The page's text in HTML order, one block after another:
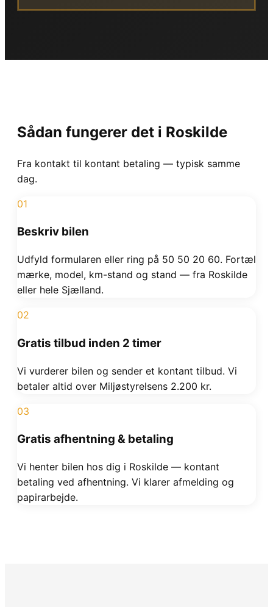
Sådan fungerer det i Roskilde
Fra kontakt til kontant betaling — typisk samme
dag.
01
Beskriv bilen
Udfyld formularen eller ring på 50 50 20 60. Fortæl
mærke, model, km-stand og stand — fra Roskilde
eller hele Sjælland.
02
Gratis tilbud inden 2 timer
Vi vurderer bilen og sender et kontant tilbud. Vi
betaler altid over Miljøstyrelsens 2.200 kr.
03
Gratis afhentning & betaling
Vi henter bilen hos dig i Roskilde — kontant
betaling ved afhentning. Vi klarer afmelding og
papirarbejde.